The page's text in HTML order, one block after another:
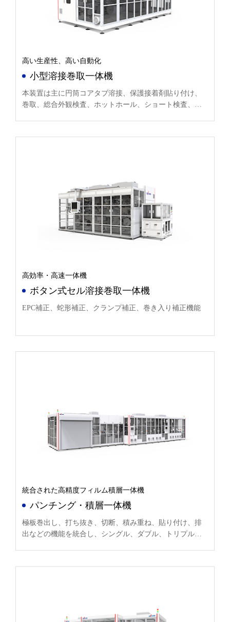
高い生産性、高い自動化
小型溶接巻取一体機
本装置は主に円筒コアタブ溶接、保護接着剤貼り付け、
巻取、総合外観検査、ホットホール、ショート検査、直
高効率・高速一体機
ボタン式セル溶接巻取一体機
EPC補正、蛇形補正、クランプ補正、巻き入り補正機能
統合された高精度フィルム積層一体機
パンチング・積層一体機
極板巻出し、打ち抜き、切断、積み重ね、貼り付け、排
出などの機能を統合し、シングル、ダブル、トリプル、